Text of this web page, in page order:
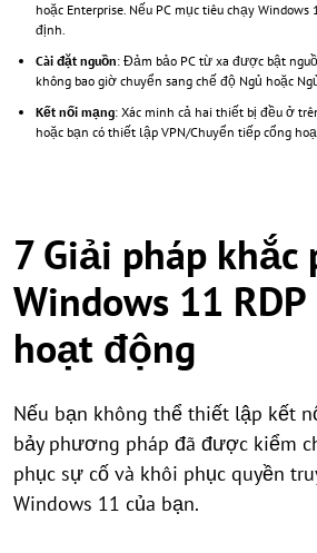
hoặc Enterprise. Nếu PC mục tiêu chạy
định.
Cài đặt nguồn: Đảm bảo PC từ xa được bật
không bao giờ chuyển sang chế độ Ngủ hoặc
Kết nối mạng: Xác minh cả hai thiết bị đều ở
hoặc bạn có thiết lập VPN/Chuyển tiếp cổng
7 Giải pháp khắc
Windows 11
hoạt động
Nếu bạn không thể thiết lập kết
bảy phương pháp đã được kiểm
phục sự cố và khôi phục quyền
Windows 11 của bạn.